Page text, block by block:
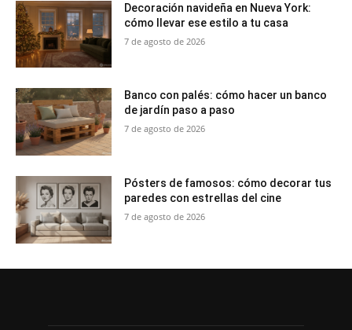
Decoración navideña en Nueva York:
cómo llevar ese estilo a tu casa
7 de agosto de 2026
Banco con palés: cómo hacer un banco
de jardín paso a paso
7 de agosto de 2026
Pósters de famosos: cómo decorar tus
paredes con estrellas del cine
7 de agosto de 2026